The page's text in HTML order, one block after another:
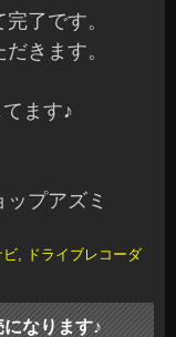
了です。
きます。
ます♪
プアズミ
ビ, ドライブレコーダ
なります♪